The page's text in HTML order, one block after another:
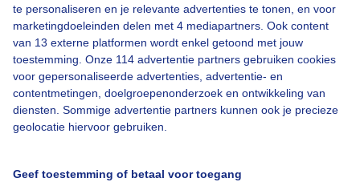
te personaliseren en je relevante advertenties te tonen, en voor
marketingdoeleinden delen met 4 mediapartners. Ook content
van 13 externe platformen wordt enkel getoond met jouw
toestemming. Onze 114 advertentie partners gebruiken cookies
voor gepersonaliseerde advertenties, advertentie- en
contentmetingen, doelgroepenonderzoek en ontwikkeling van
diensten. Sommige advertentie partners kunnen ook je precieze
geolocatie hiervoor gebruiken.
Geef toestemming of betaal voor toegang
Over Buienradar